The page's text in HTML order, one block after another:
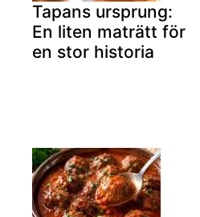
Tapans ursprung:
En liten maträtt för
en stor historia